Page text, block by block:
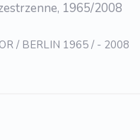
1965/2008
/ BERLIN 1965 / - 2008